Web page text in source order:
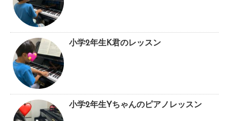
小学2年生K君のレッスン
小学2年生Yちゃんのピアノレッスン